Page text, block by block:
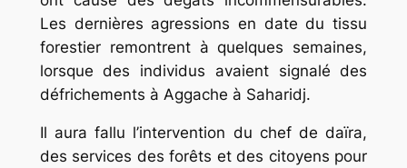
Les dernières agressions en date du tissu
forestier remontrent à quelques semaines,
lorsque des individus avaient signalé des
défrichements à Aggache à Saharidj.
Il aura fallu l’intervention du chef de daïra,
des services des forêts et des citoyens pour